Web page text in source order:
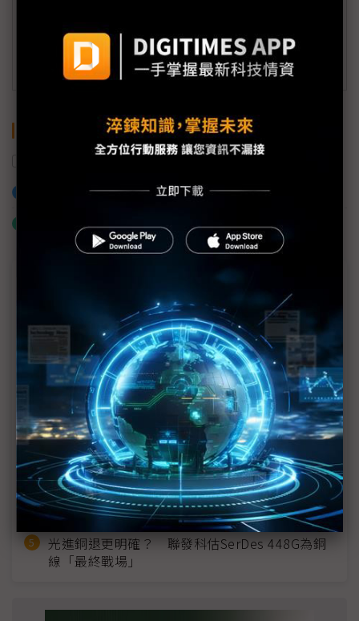
訂閱DIGITIMES 行動版
加入已選取到「關鍵字追蹤」
什麼是「關鍵字追蹤」
MLCC訂單過熱、出貨比創高 村田示警全球AI基
建熱潮將趨緩
2027全年記憶體產能提前售罄 買家「祕而不
宣」只怕買不夠
英特爾EMIB良率達標 聯發科第2代ASIC產品
2028準時量產
SpaceX晶片採購大轉向 Elon Musk捨超微全面
採用NVIDIA
光進銅退更明確？ 聯發科估SerDes 448G為銅
線「最終戰場」